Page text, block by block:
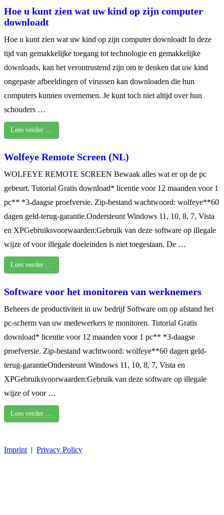
Hoe u kunt zien wat uw kind op zijn computer
downloadt
Hoe u kunt zien wat uw kind op zijn computer downloadt In deze
tijd van gemakkelijke toegang tot technologie en gemakkelijke
downloads, kan het verontrustend zijn om te denken dat uw kind
ongepaste afbeeldingen of virussen kan downloaden die hun
computers kunnen overnemen. Je kunt toch niet altijd over hun
schouders …
Lees verder …
Wolfeye Remote Screen (NL)
WOLFEYE REMOTE SCREEN Bewaak alles wat er op de pc
gebeurt. Tutorial Gratis download* licentie voor 12 maanden voor 1
pc** *3-daagse proefversie. Zip-bestand wachtwoord: wolfeye**60
dagen geld-terug-garantie.Ondersteunt Windows 11, 10, 8, 7, Vista
en XPGebruiksvoorwaarden:Gebruik van deze software op illegale
wijze of voor illegale doeleinden is niet toegestaan. De …
Lees verder …
Software voor het monitoren van werknemers
Beheers de productiviteit in uw bedrijf Software om op afstand het
pc-scherm van uw medewerkers te monitoren. Tutorial Gratis
download* licentie voor 12 maanden voor 1 pc** *3-daagse
proefversie. Zip-bestand wachtwoord: wolfeye**60 dagen geld-
terug-garantieOndersteunt Windows 11, 10, 8, 7, Vista en
XPGebruiksvoorwaarden:Gebruik van deze software op illegale
wijze of voor …
Lees verder …
Imprint | Privacy Policy